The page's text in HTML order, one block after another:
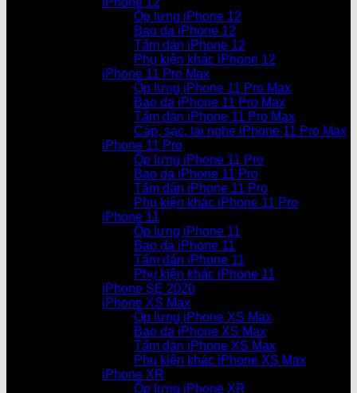
Ốp lưng iPhone 12
Bao da iPhone 12
Tấm dán iPhone 12
Phụ kiện khác iPhone 12
iPhone 11 Pro Max
Ốp lưng iPhone 11 Pro Max
Bao da iPhone 11 Pro Max
Tấm dán iPhone 11 Pro Max
Cáp, sạc, tai nghe iPhone 11 Pro Max
iPhone 11 Pro
Ốp lưng iPhone 11 Pro
Bao da iPhone 11 Pro
Tấm dán iPhone 11 Pro
Phụ kiện khác iPhone 11 Pro
iPhone 11
Ốp lưng iPhone 11
Bao da iPhone 11
Tấm dán iPhone 11
Phụ kiện khác iPhone 11
iPhone SE 2020
iPhone XS Max
Ốp lưng iPhone XS Max
Bao da iPhone XS Max
Tấm dán iPhone XS Max
Phụ kiện khác iPhone XS Max
iPhone XR
Ốp lưng iPhone XR